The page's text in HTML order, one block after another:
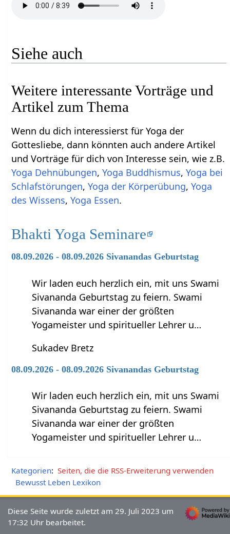
Siehe auch
Weitere interessante Vorträge und
Artikel zum Thema
Wenn du dich interessierst für Yoga der
Gottesliebe, dann könnten auch andere Artikel
und Vorträge für dich von Interesse sein, wie z.B.
Yoga Dehnübungen,Yoga Buddhismus,Yoga bei
Schlafstörungen,Yoga der Körperübung,Yoga
des Wissens,Yoga Essen.
Bhakti Yoga Seminare
08.09.2026 - 08.09.2026 Sivanandas Geburtstag
Wir laden euch herzlich ein, mit uns Swami
Sivananda Geburtstag zu feiern. Swami
Sivananda war einer der größten
Yogameister und spiritueller Lehrer u…
Sukadev Bretz
08.09.2026 - 08.09.2026 Sivanandas Geburtstag
Wir laden euch herzlich ein, mit uns Swami
Sivananda Geburtstag zu feiern. Swami
Sivananda war einer der größten
Yogameister und spiritueller Lehrer u…
Kategorien: Seiten, die die RSS-Erweiterung verwenden
Bewusst Leben Lexikon
Diese Seite wurde zuletzt am 29. Juli 2023 um
17:32 Uhr bearbeitet.